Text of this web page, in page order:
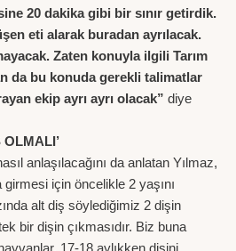
20 dakika gibi bir sınır getirdik.
eti alarak buradan ayrılacak.
Zaten konuyla ilgili Tarım
da bu konuda gerekli talimatlar
ekip ayrı ayrı olacak” diye
OLMALI’
anlaşılacağını da anlatan Yılmaz,
girmesi için öncelikle 2 yaşını
alt diş söylediğimiz 2 dişin
bir dişin çıkmasıdır. Biz buna
17-18 aylıkken dişini